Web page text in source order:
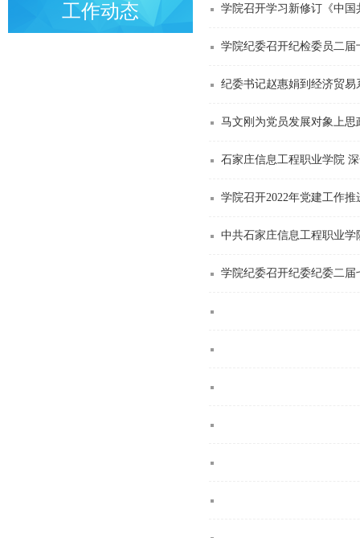
工作动态 学院召开学习新修订《中
学院纪委召开纪检委员二届
纪委书记赵惠娟到经济贸易
马文刚为党员发展对象上思
石家庄信息工程职业学院
学院召开2022年党建工作
中共石家庄信息工程职业
学院纪委召开纪委纪委二届